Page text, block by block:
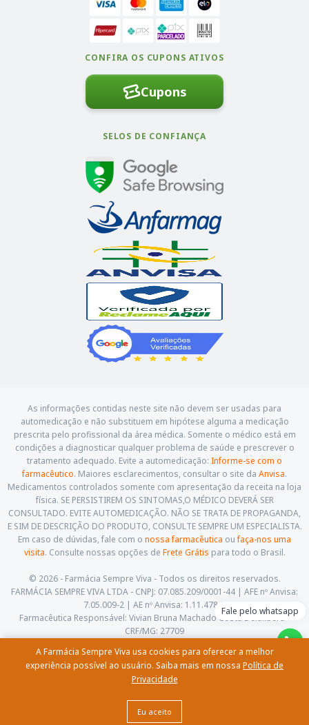
Fale pelo whatsapp
As informações contidas neste site não devem ser usadas para
automedicação e não substituem em hipótese alguma a medicação
prescrita pelo profissional da área médica. Somente o médico está em
condições a diagnosticar qualquer problema de saúde e prescrever o
tratamento adequado. Evite a automedicação: Informe-se com o
farmacêutico. Maiores esclarecimentos, consultar o site da Anvisa.
Medicamentos controlados somente com apresentação da receita na loja
física. SE PERSISTIREM OS SINTOMAS,O MÉDICO DEVERÁ SER
CONSULTADO. EVITE AUTOMEDICAÇÃO. NÃO SE TRATA DE PROPAGANDA,
E SIM DE DESCRIÇÃO DO PRODUTO, CONSULTE SEMPRE UM ESPECIALISTA.
Em caso de dúvidas, fale com o nossa farmacêutica oufaça-nos uma
visita. Consulte nossas opções de Frete Grátis para todo o Brasil.
© 2026 - Farmácia Sempre Viva - Todos os direitos reservados.
FARMÁCIA SEMPRE VIVA LTDA - CNPJ: 07.085.209/0001-44 | AFE nº Anvisa:
7.05.009-2 | AE nº Anvisa: 1.11.478-5
Farmacêutica Responsável: Vivian Bruna Machado Costa Delalibera -
CRF/MG: 27709
(35) 3622-5658 | contato@farmaciasempreviva.com.br
CONFIRA OS CUPONS ATIVOS
Cupons
SELOS DE CONFIANÇA
Eu aceito
A Farmácia Sempre Viva usa cookies para oferecer a melhor
experiência possível ao usuário. Saiba mais em nossa Política de
Privacidade